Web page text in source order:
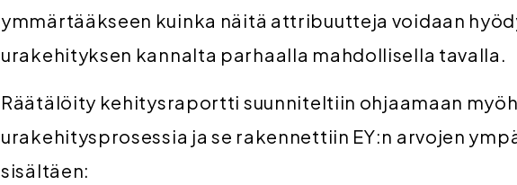
ymmärtääkseen kuinka näitä attribuutteja voidaan
urakehityksen kannalta parhaalla mahdollisella tavalla.
Räätälöity kehitysraportti suunniteltiin ohjaamaan
urakehitysprosessia ja se rakennettiin EY:n arvojen
sisältäen: